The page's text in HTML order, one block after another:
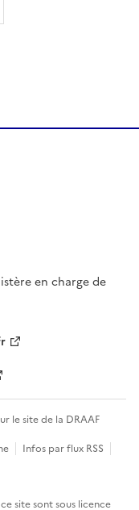
Twitter)
par email
en charge de
le site de la DRAAF
Infos par flux RSS
site sont sous licence